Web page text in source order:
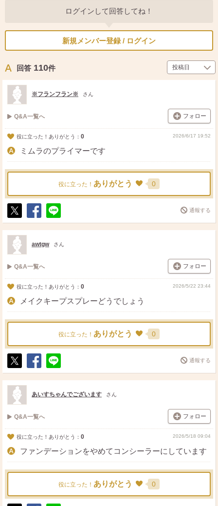
ログインして回答してね！
新規メンバー登録 / ログイン
回答 110件
※フランフラン※ さん
Q&A一覧へ フォロー
役に立った！ありがとう： 0 2026/6/17 19:52
ミムラのプライマーです
役に立った！ ありがとう 0
ポ
ス
ト
シ
ェ
送
る
通報する
awtgw さん
Q&A一覧へ フォロー
役に立った！ありがとう： 0 2026/5/22 23:44
メイクキープスプレーどうでしょう
役に立った！ ありがとう 0
ポ
ス
ト
シ
ェ
送
る
通報する
あいすちゃんでございます さん
Q&A一覧へ フォロー
役に立った！ありがとう： 0 2026/5/18 09:04
ファンデーションをやめてコンシーラーにしています
役に立った！ ありがとう 0